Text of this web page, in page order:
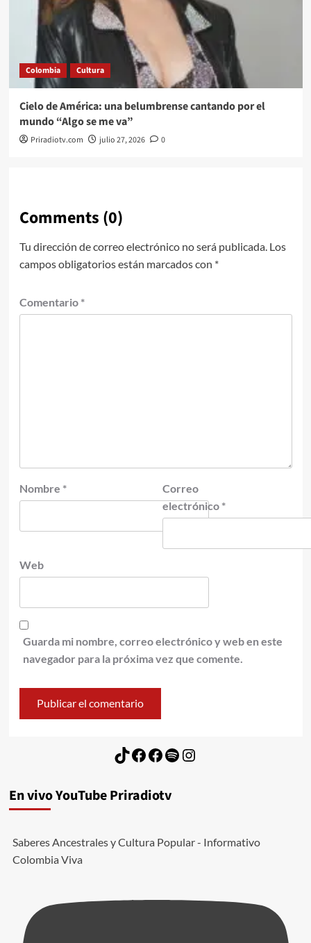
Colombia Cultura
Cielo de América: una belumbrense cantando por el
mundo “Algo se me va”
Priradiotv.com julio 27, 2026 0
Comments (0)
Tu dirección de correo electrónico no será publicada. Los
campos obligatorios están marcados con *
Comentario *
Nombre *
Correo
electrónico *
Web
Guarda mi nombre, correo electrónico y web en este
navegador para la próxima vez que comente.
TikTok
Facebook
Facebook
Spotify
Instagram
En vivo YouTube Priradiotv
Saberes Ancestrales y Cultura Popular - Informativo
Colombia Viva